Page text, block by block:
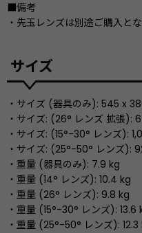
■備考
・先玉レンズは別途ご購入とな
サイズ
・サイズ (器具のみ): 545 x
・サイズ: (26° レンズ 拡張
・サイズ: (15°-30° レンズ):
・サイズ: (25°-50° レンズ):
・重量 (器具のみ): 7.9 kg
・重量 (14° レンズ): 10.4 kg
・重量 (26° レンズ): 9.8 kg
・重量 (15°-30° レンズ): 13.6
・重量 (25°-50° レンズ): 12.3